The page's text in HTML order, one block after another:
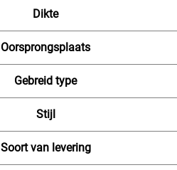
Dikte
Oorsprongsplaats
Gebreid type
Stijl
Soort van levering